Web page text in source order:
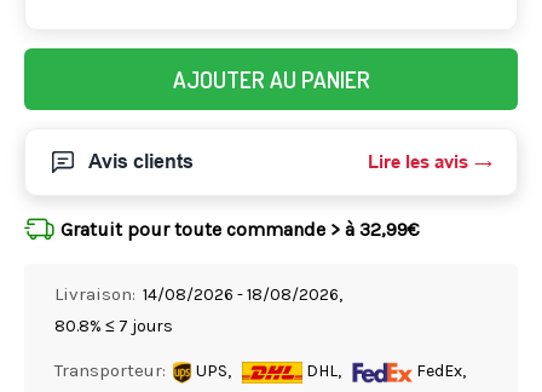
AJOUTER AU PANIER
Avis clients Lire les avis
Gratuit pour toute commande > à 32,99€
Livraison: 14/08/2026 - 18/08/2026,
80.8% ≤ 7 jours
Transporteur: UPS, DHL,
FedEx,